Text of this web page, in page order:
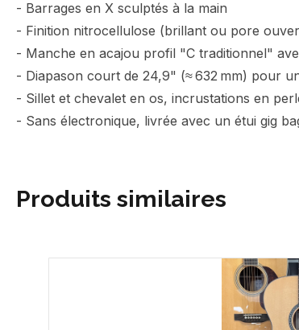
- Barrages en X sculptés à la main
- Finition nitrocellulose (brillant ou pore
- Manche en acajou profil "C traditionnel"
- Diapason court de 24,9" (≈ 632 mm) pour
- Sillet et chevalet en os, incrustations en
- Sans électronique, livrée avec un étui gig
Produits similaires